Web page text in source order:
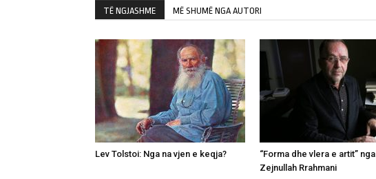
TË NGJASHME MË SHUMË NGA AUTORI
Lev Tolstoi: Nga na vjen e keqja?
“Forma dhe vlera e artit” nga
Zejnullah Rrahmani